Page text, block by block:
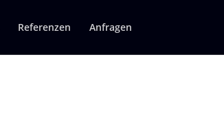
Referenzen Anfragen